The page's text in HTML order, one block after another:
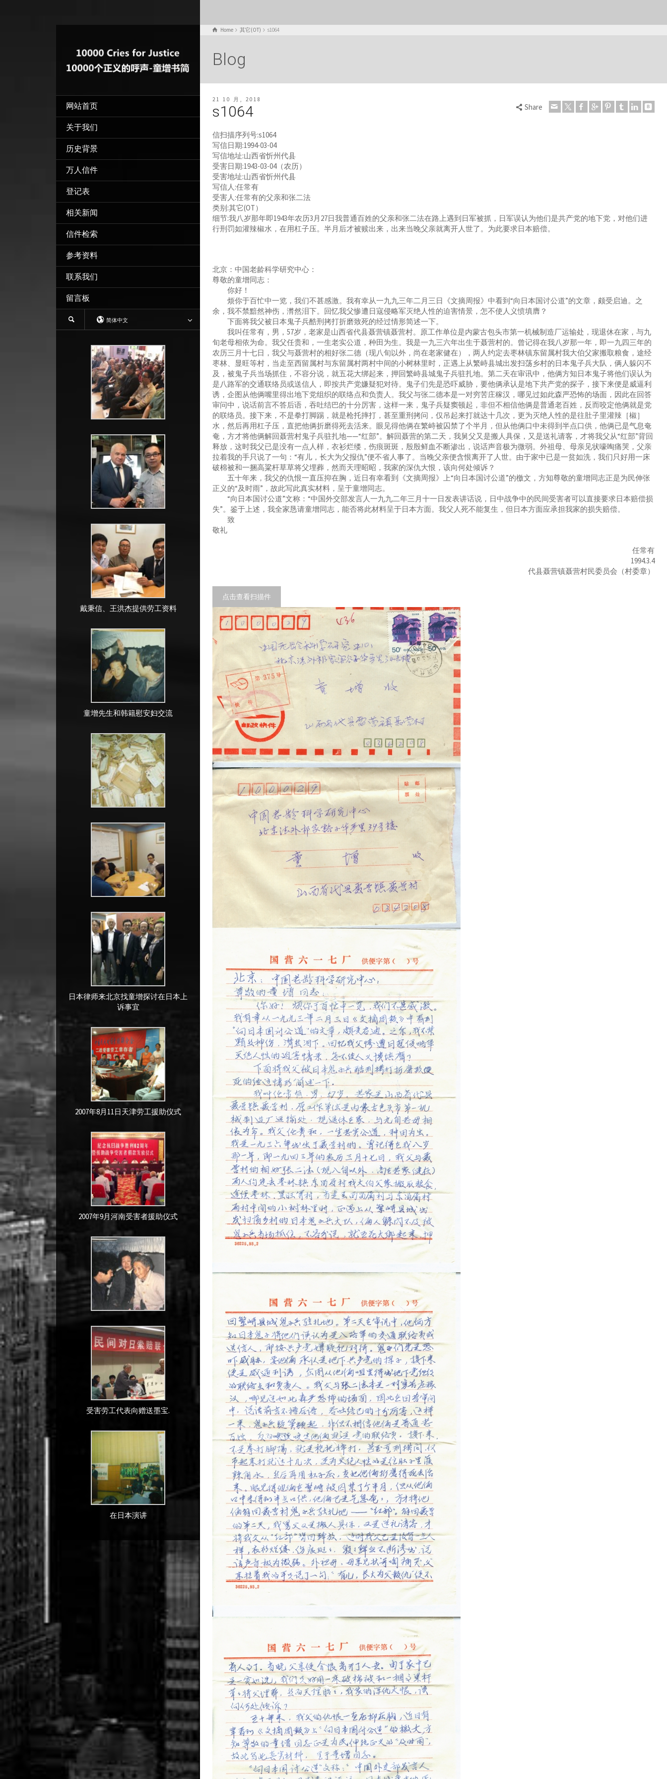
网站首页
关于我们
历史背景
万人信件
登记表
相关新闻
信件检索
参考资料
联系我们
留言板
简体中文
戴秉信、王洪杰提供劳工资料
童增先生和韩籍慰安妇交流
日本律师来北京找童增探讨在日本上
诉事宜
2007年8月11日天津劳工援助仪式
2007年9月河南受害者援助仪式
受害劳工代表向赠送墨宝.
在日本演讲
Home 其它(OT) s1064
Blog
21 10 月, 2018
s1064 Share
信扫描序列号:s1064
写信日期:1994-03-04
写信地址:山西省忻州代县
受害日期:1943-03-04（农历）
受害地址:山西省忻州代县
写信人:任常有
受害人:任常有的父亲和张二法
类别:其它(OT）
细节:我八岁那年即1943年农历3月27日我普通百姓的父亲和张二法在路上遇到日军被抓，日军误认为他们是共产党的地下党，对他们进
行刑罚如灌辣椒水，在用杠子压。半月后才被赎出来，出来当晚父亲就离开人世了。为此要求日本赔偿。
北京：中国老龄科学研究中心：
尊敬的童增同志：
你好！
烦你于百忙中一览，我们不甚感激。我有幸从一九九三年二月三日《文摘周报》中看到“向日本国讨公道”的文章，颇受启迪。之
余，我不禁黯然神伤，潸然泪下。回忆我父惨遭日寇侵略军灭绝人性的迫害情景，怎不使人义愤填膺？
下面将我父被日本鬼子兵酷刑拷打折磨致死的经过情形简述一下。
我叫任常有，男，57岁，老家是山西省代县聂营镇聂营村。原工作单位是内蒙古包头市第一机械制造厂运输处，现退休在家，与九
旬老母相依为命。我父任贵和，一生老实公道，种田为生。我是一九三六年出生于聂营村的。曾记得在我八岁那一年，即一九四三年的
农历三月十七日，我父与聂营村的相好张二德（现八旬以外，尚在老家健在），两人约定去枣林镇东留属村我大伯父家搬取粮食，途经
枣林、显旺等村，当走至西留属村与东留属村两村中间的小树林里时，正遇上从繁峙县城出发扫荡乡村的日本鬼子兵大队，俩人躲闪不
及，被鬼子兵当场抓住，不容分说，就五花大绑起来，押回繁峙县城鬼子兵驻扎地。第二天在审讯中，他俩方知日本鬼子将他们误认为
是八路军的交通联络员或送信人，即按共产党嫌疑犯对待。鬼子们先是恐吓威胁，要他俩承认是地下共产党的探子，接下来便是威逼利
诱，企图从他俩嘴里得出地下党组织的联络点和负责人。我父与张二德本是一对穷苦庄稼汉，哪见过如此森严恐怖的场面，因此在回答
审问中，说话前言不答后语，吞吐结巴的十分厉害，这样一来，鬼子兵疑窦顿起，非但不相信他俩是普通老百姓，反而咬定他俩就是党
的联络员。接下来，不是拳打脚踢，就是枪托摔打，甚至重刑拷问，仅吊起来打就达十几次，更为灭绝人性的是往肚子里灌辣［椒］
水，然后再用杠子压，直把他俩折磨得死去活来。眼见得他俩在繁峙被囚禁了个半月，但从他俩口中未得到半点口供，他俩已是气息奄
奄，方才将他俩解回聂营村鬼子兵驻扎地——“红部”。解回聂营的第二天，我舅父又是搬人具保，又是送礼请客，才将我父从“红部”背回
释放，这时我父已是没有一点人样，衣衫烂缕，伤痕斑斑，殷殷鲜血不断渗出，说话声音极为微弱。外祖母、母亲见状嚎啕痛哭，父亲
拉着我的手只说了一句：“有儿，长大为父报仇”便不省人事了。当晚父亲便含恨离开了人世。由于家中已是一贫如洗，我们只好用一床
破棉被和一捆高粱杆草草将父埋葬，然而天理昭昭，我家的深仇大恨，该向何处倾诉？
五十年来，我父的仇恨一直压抑在胸，近日有幸看到《文摘周报》上“向日本国讨公道”的檄文，方知尊敬的童增同志正是为民伸张
正义的“及时雨”，故此写此真实材料，呈于童增同志。
“向日本国讨公道”文称：“中国外交部发言人一九九二年三月十一日发表讲话说，日中战争中的民间受害者可以直接要求日本赔偿损
失”。鉴于上述，我全家恳请童增同志，能否将此材料呈于日本方面。我父人死不能复生，但日本方面应承担我家的损失赔偿。
致
敬礼
任常有
1994.3.4
代县聂营镇聂营村民委员会（村委章）